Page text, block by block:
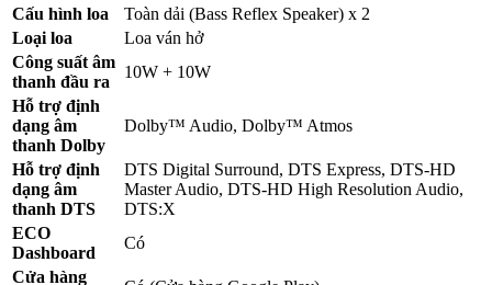
Cấu hình loa
Toàn dải (Bass Reflex Speaker) x 2
Loại loa
Loa ván hở
Công suất âm
thanh đầu ra
10W + 10W
Hỗ trợ định
dạng âm
thanh Dolby
Dolby™ Audio, Dolby™ Atmos
Hỗ trợ định
dạng âm
thanh DTS
DTS Digital Surround, DTS Express, DTS-HD
Master Audio, DTS-HD High Resolution Audio,
DTS:X
ECO
Dashboard
Có
Cửa hàng